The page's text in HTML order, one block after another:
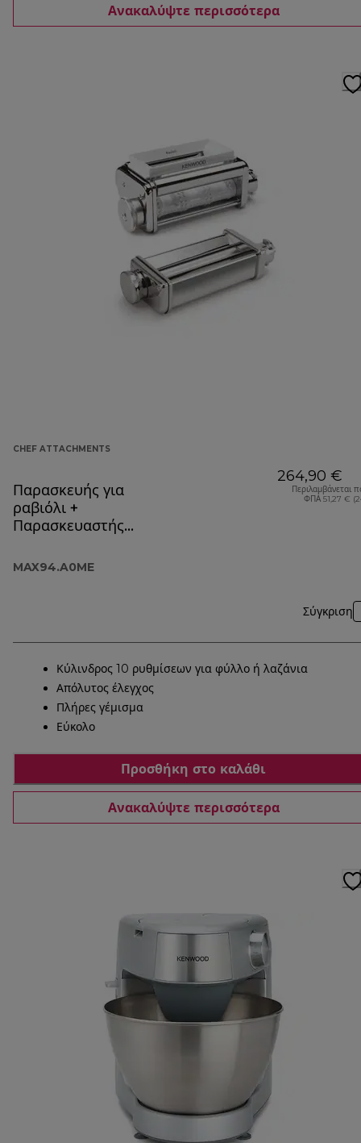
Ανακαλύψτε περισσότερα
CHEF ATTACHMENTS
Παρασκευής για
ραβιόλι +
Παρασκευαστής
MAX94.A0ME
MAX94.A0ME
264,90 €
Περιλαμβάνεται
ΦΠΑ 51,27 €
Σύγκριση
Κύλινδρος 10 ρυθμίσεων για φύλλο ή λαζάνια
Απόλυτος έλεγχος
Πλήρες γέμισμα
Εύκολο
Προσθήκη στο καλάθι
Ανακαλύψτε περισσότερα